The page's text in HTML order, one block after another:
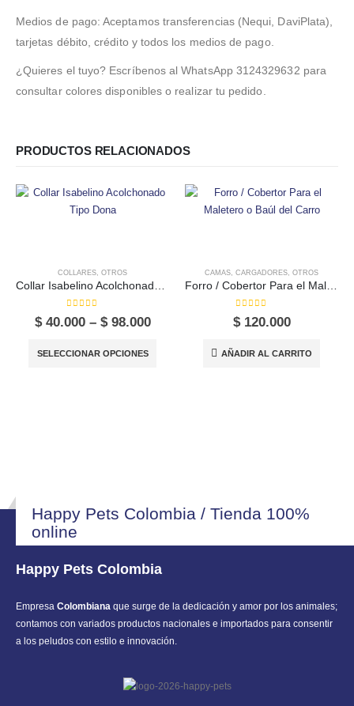
Medios de pago: Aceptamos transferencias (Nequi, DaviPlata),
tarjetas débito, crédito y todos los medios de pago.
¿Quieres el tuyo? Escríbenos al WhatsApp 3124329632 para
consultar colores disponibles o realizar tu pedido.
PRODUCTOS RELACIONADOS
COLLARES OTROS
0out of 5
$40.000 – $98.000Price
SELECCIONAR OPCIONES
CAMAS CARGADORES OTROS
0 out of 5
$120.000
AÑADIR AL CARRITO
Happy Pets Colombia / Tienda 100%
online
Happy Pets Colombia
Empresa Colombiana que surge de la dedicación y amor por los animales;
contamos con variados productos nacionales e importados para consentir
a los peludos con estilo e innovación.